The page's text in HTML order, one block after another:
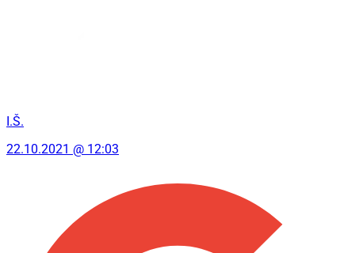
I.Š.
22.10.2021 @ 12:03